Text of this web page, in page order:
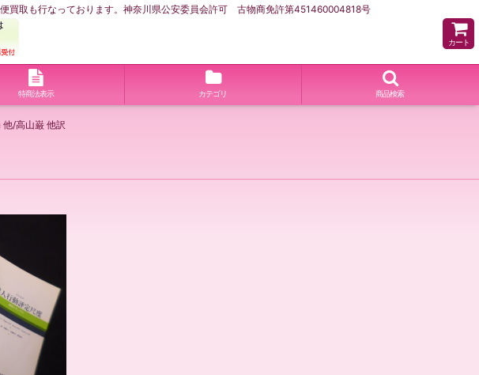
買取も行なっております。神奈川県公安委員会許可 古物商免許第451460004818号
カート
特商法表示 カテゴリ 商品検索
/高山巌 他訳